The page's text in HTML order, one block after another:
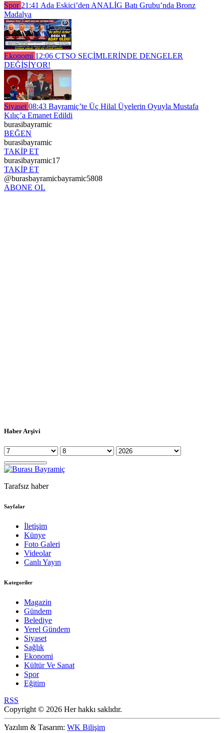
Spor 21:41 Ada Eskici’den ANALİG Batı Grubu’nda Bronz
Madalya
Ekonomi 12:06 ÇTSO SEÇİMLERİNDE DENGELER
DEĞİŞİYOR!
Siyaset 08:43 Bayramiç’te Üç Hilal Üyelerin Oyuyla Mustafa
Kılıç’a Emanet Edildi
burasibayramic
BEĞEN
burasibayramic
TAKİP ET
burasibayramic17
TAKİP ET
@burasbayramicbayramic5808
ABONE OL
Haber Arşivi
Tarafsız haber
Sayfalar
İletişim
Künye
Foto Galeri
Videolar
Canlı Yayın
Kategoriler
Magazin
Gündem
Belediye
Yerel Gündem
Siyaset
Sağlık
Ekonomi
Kültür Ve Sanat
Spor
Eğitim
RSS
Copyright © 2026 Her hakkı saklıdır.
Yazılım & Tasarım: WK Bilişim